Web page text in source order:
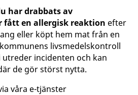
har drabbats av
en allergisk reaktion efter
eller köpt hem mat från en
livsmedelskontroll
utreder incidenten och kan
de gör störst nytta.
våra e-tjänster